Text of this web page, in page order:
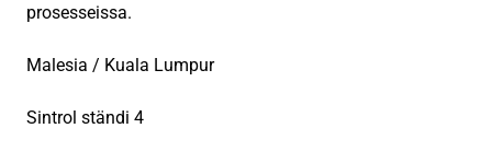
prosesseissa.
Malesia / Kuala Lumpur
Sintrol ständi 4